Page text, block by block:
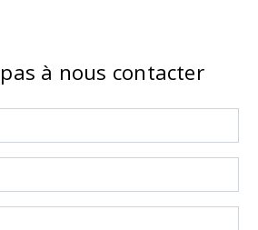
à nous contacter